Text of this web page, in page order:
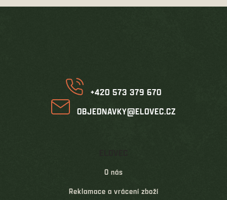
+420 573 379 670
OBJEDNAVKY@ELOVEC.CZ
O nás
Reklamace a vrácení zboží